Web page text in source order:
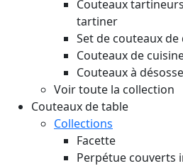
Couteaux
tartiner
Set de couteaux de
Couteaux de
Couteaux à
Voir toute la collection
Couteaux de table
Collections
Facette
Perpétue couverts